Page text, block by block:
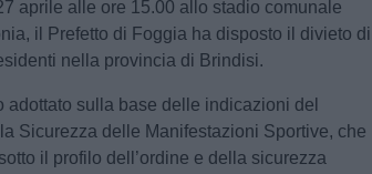
aprile alle ore 15.00 allo stadio comunale
il Prefetto di Foggia ha disposto il divieto di
nella provincia di Brindisi.
adottato sulla base delle indicazioni del
Sicurezza delle Manifestazioni Sportive, che
il profilo dell’ordine e della sicurezza